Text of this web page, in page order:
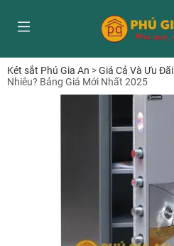
Két sắt Phú Gia An >Giá Cả Và Ưu Đãi
Nhiêu? Bảng Giá Mới Nhất 2025